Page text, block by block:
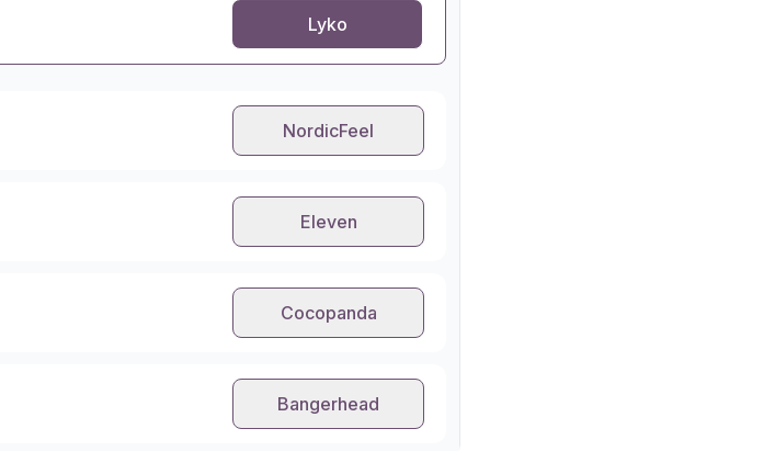
Lyko
NordicFeel
Eleven
Cocopanda
Bangerhead